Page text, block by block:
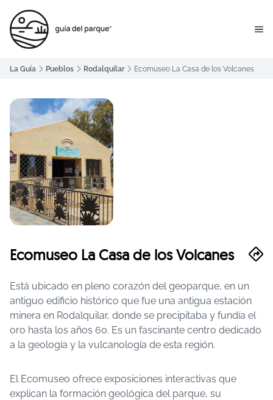
La Guía Pueblos Rodalquilar Ecomuseo La Casa de los Volcanes
Ecomuseo La Casa de los Volcanes
Está ubicado en pleno corazón del geoparque, en un
antiguo edificio histórico que fue una antigua estación
minera en Rodalquilar, donde se precipitaba y fundía el
oro hasta los años 60. Es un fascinante centro dedicado
a la geología y la vulcanología de esta región.
El Ecomuseo ofrece exposiciones interactivas que
explican la formación geológica del parque, su